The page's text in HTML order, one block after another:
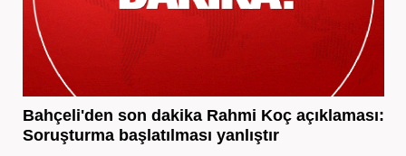
Bahçeli'den son dakika Rahmi Koç açıklaması:
Soruşturma başlatılması yanlıştır